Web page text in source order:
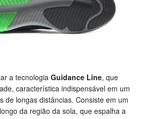
a tecnologiaGuidance Line, que
característica indispensável em um
de longas distâncias. Consiste em um
da região da sola, que espalha a